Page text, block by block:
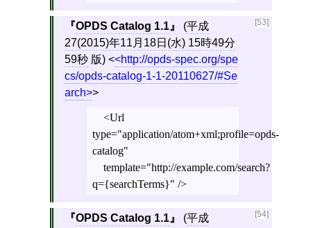
[53]
OPDS Catalog 1.1 (平成
27(2015)年11月18日(水) 15時49分
59秒版) < http://opds-spec.org/spe
cs/opds-catalog-1-1-20110627/#Se
arch >
<Url
type="application/atom+xml;profile=opds-
catalog"
template="http://example.com/search?
q={searchTerms}" />
[54]
OPDS Catalog 1.1 (平成